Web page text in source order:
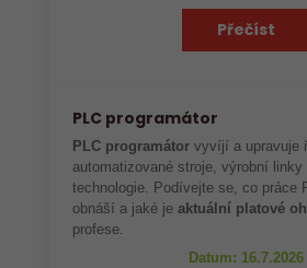
Přečíst
PLC programátor
PLC programátor vyvíjí a upravuje
automatizované stroje, výrobní linky
technologie. Podívejte se, co práce
obnáší a jaké je aktuální platové
profese.
Datum: 16.7.2026